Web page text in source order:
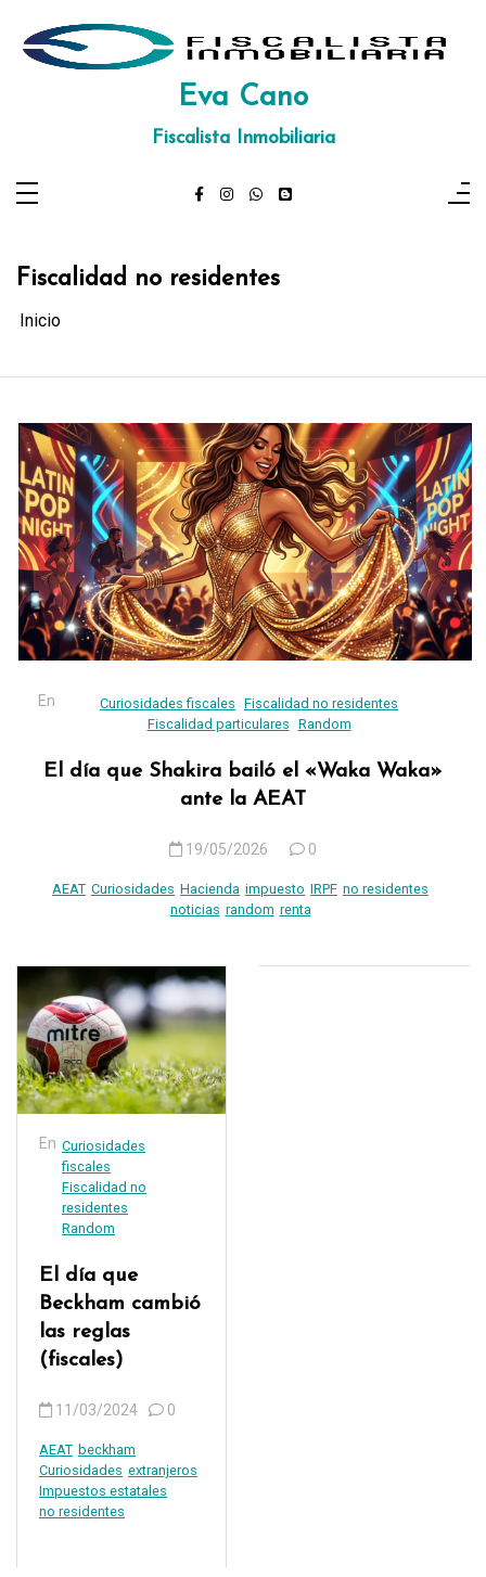
contenido
Eva Cano
Fiscalista Inmobiliaria
Fiscalidad no residentes
Inicio
En Curiosidades fiscales Fiscalidad no residentes
Fiscalidad particulares Random
El día que Shakira bailó el «Waka Waka»
ante la AEAT
19/05/2026 0
AEAT Curiosidades Hacienda impuesto IRPF no residentes
noticias random renta
En Curiosidades
fiscales
Fiscalidad no
residentes
Random
El día que
Beckham cambió
las reglas
(fiscales)
11/03/2024 0
AEAT beckham
Curiosidades extranjeros
Impuestos estatales
no residentes